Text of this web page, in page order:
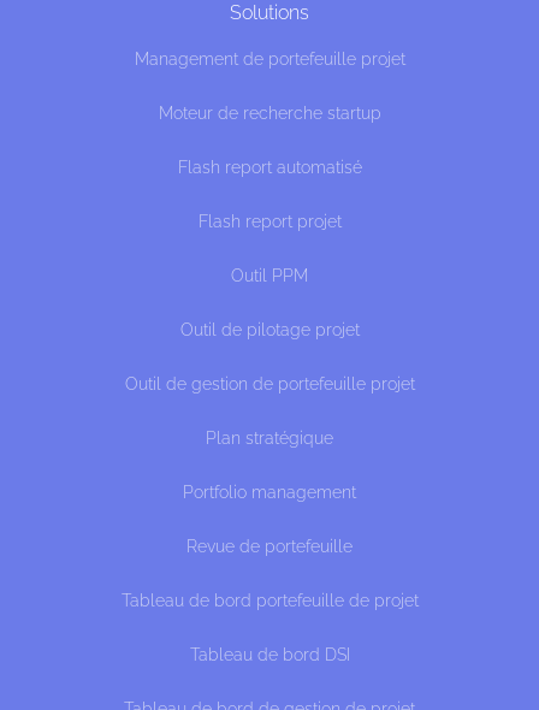
Solutions
Management de portefeuille projet
Moteur de recherche startup
Flash report automatisé
Flash report projet
Outil PPM
Outil de pilotage projet
Outil de gestion de portefeuille projet
Plan stratégique
Portfolio management
Revue de portefeuille
Tableau de bord portefeuille de projet
Tableau de bord DSI